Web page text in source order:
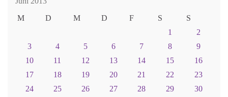
M
D M D F S
S
1
2
3
4 5 6 7 8
9
10
11 12 13 14 15
16
17
18 19 20 21 22
23
24
25 26 27 28 29
30